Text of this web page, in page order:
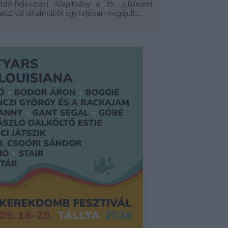
Alapítvány a 35. jubileumi
alkalmából egy teljesen megújult...